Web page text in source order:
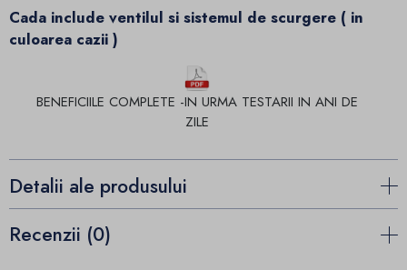
Cada include ventilul si sistemul de scurgere ( in
culoarea cazii )
BENEFICIILE COMPLETE -IN URMA TESTARII IN ANI DE
ZILE
Detalii ale produsului
Recenzii (0)